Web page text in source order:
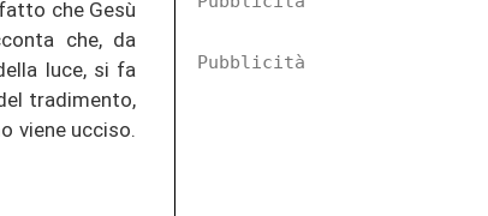
che Gesù
che, da
luce, si fa
tradimento,
viene ucciso.
Pubblicità